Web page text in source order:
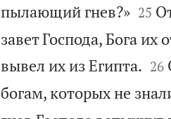
пылающий гнев?»
25
завет Господа, Бога
вывел их из Египта.
26
богам, которых не